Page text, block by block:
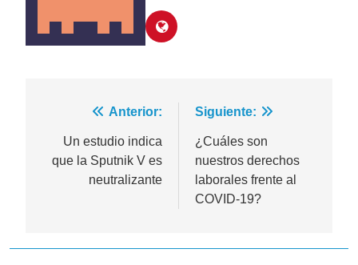
Navegación
entradas
Anterior:
Un estudio indica
que la Sputnik V es
neutralizante
Siguiente:
¿Cuáles son
nuestros derechos
laborales frente al
COVID-19?